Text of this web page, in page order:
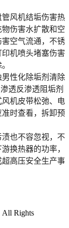
风机结垢伤害热
伤害水扩散和空
空气流通，不锈
机喷头堵塞伤害
性化除垢剂清除
透反渗透阻垢剂
机皮带松弛、电
时查看，拆卸预
也不容忽视，不
换热器的功率，
高压安全生产事
Rights